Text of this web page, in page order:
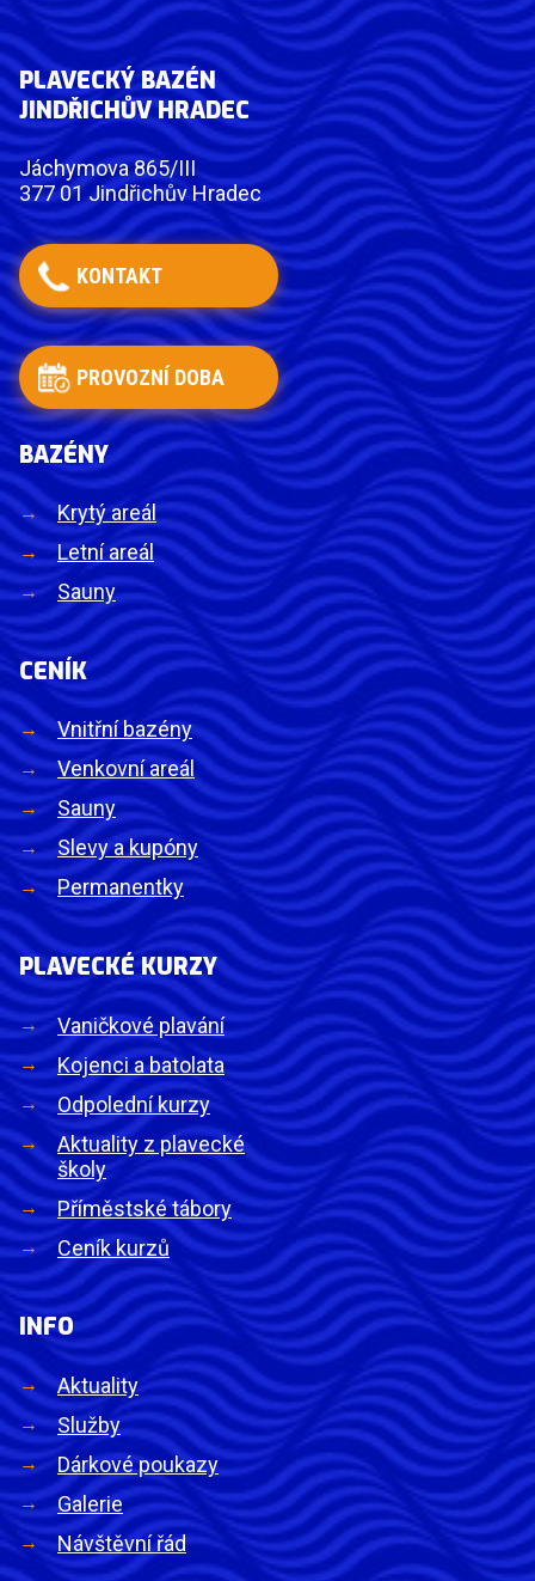
PLAVECKÝ BAZÉN
JINDŘICHŮV HRADEC
Jáchymova 865/III
377 01 Jindřichův Hradec
KONTAKT
PROVOZNÍ DOBA
BAZÉNY
Krytý areál
Letní areál
Sauny
CENÍK
Vnitřní bazény
Venkovní areál
Sauny
Slevy a kupóny
Permanentky
PLAVECKÉ KURZY
Vaničkové plavání
Kojenci a batolata
Odpolední kurzy
Aktuality z plavecké
školy
Příměstské tábory
Ceník kurzů
INFO
Aktuality
Služby
Dárkové poukazy
Galerie
Návštěvní řád